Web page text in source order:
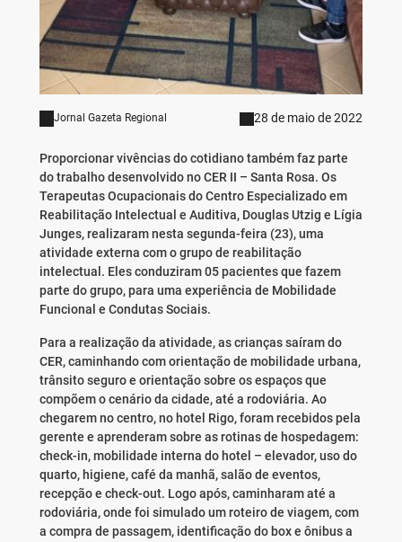
Jornal Gazeta Regional 28 de maio de 2022
Proporcionar vivências do cotidiano também faz parte
do trabalho desenvolvido no CER II – Santa Rosa. Os
Terapeutas Ocupacionais do Centro Especializado em
Reabilitação Intelectual e Auditiva, Douglas Utzig e Lígia
Junges, realizaram nesta segunda-feira (23), uma
atividade externa com o grupo de reabilitação
intelectual. Eles conduziram 05 pacientes que fazem
parte do grupo, para uma experiência de Mobilidade
Funcional e Condutas Sociais.
Para a realização da atividade, as crianças saíram do
CER, caminhando com orientação de mobilidade urbana,
trânsito seguro e orientação sobre os espaços que
compõem o cenário da cidade, até a rodoviária. Ao
chegarem no centro, no hotel Rigo, foram recebidos pela
gerente e aprenderam sobre as rotinas de hospedagem:
check-in, mobilidade interna do hotel – elevador, uso do
quarto, higiene, café da manhã, salão de eventos,
recepção e check-out. Logo após, caminharam até a
rodoviária, onde foi simulado um roteiro de viagem, com
a compra de passagem, identificação do box e ônibus a